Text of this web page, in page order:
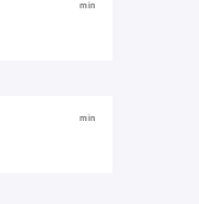
min
min